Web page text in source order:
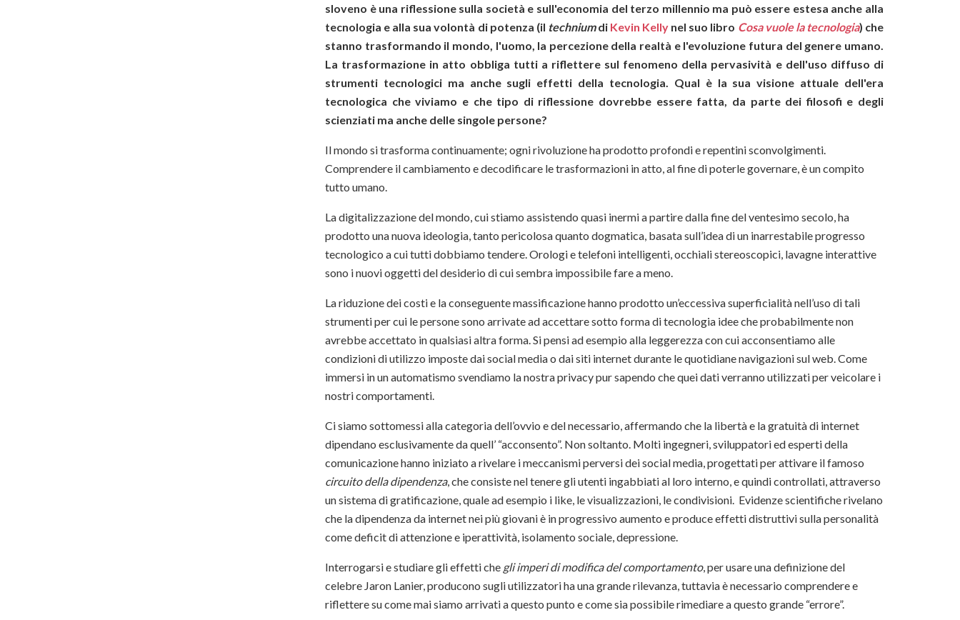
sloveno è una riflessione sulla società e sull'economia del terzo millennio ma può essere estesa anche alla
tecnologia e alla sua volontà di potenza (il techniumdi Kevin Kelly nel suo libro Cosa vuole la tecnologia) che
stanno trasformando il mondo, l'uomo, la percezione della realtà e l'evoluzione futura del genere umano.
La trasformazione in atto obbliga tutti a riflettere sul fenomeno della pervasività e dell'uso diffuso di
strumenti tecnologici ma anche sugli effetti della tecnologia. Qual è la sua visione attuale dell'era
tecnologica che viviamo e che tipo di riflessione dovrebbe essere fatta, da parte dei filosofi e degli
scienziati ma anche delle singole persone?
Il mondo si trasforma continuamente; ogni rivoluzione ha prodotto profondi e repentini sconvolgimenti.
Comprendere il cambiamento e decodificare le trasformazioni in atto, al fine di poterle governare, è un compito
tutto umano.
La digitalizzazione del mondo, cui stiamo assistendo quasi inermi a partire dalla fine del ventesimo secolo, ha
prodotto una nuova ideologia, tanto pericolosa quanto dogmatica, basata sull’idea di un inarrestabile progresso
tecnologico a cui tutti dobbiamo tendere. Orologi e telefoni intelligenti, occhiali stereoscopici, lavagne interattive
sono i nuovi oggetti del desiderio di cui sembra impossibile fare a meno.
La riduzione dei costi e la conseguente massificazione hanno prodotto un’eccessiva superficialità nell’uso di tali
strumenti per cui le persone sono arrivate ad accettare sotto forma di tecnologia idee che probabilmente non
avrebbe accettato in qualsiasi altra forma. Si pensi ad esempio alla leggerezza con cui acconsentiamo alle
condizioni di utilizzo imposte dai social media o dai siti internet durante le quotidiane navigazioni sul web. Come
immersi in un automatismo svendiamo la nostra privacy pur sapendo che quei dati verranno utilizzati per veicolare i
nostri comportamenti.
Ci siamo sottomessi alla categoria dell’ovvio e del necessario, affermando che la libertà e la gratuità di internet
dipendano esclusivamente da quell’ “acconsento”. Non soltanto. Molti ingegneri, sviluppatori ed esperti della
comunicazione hanno iniziato a rivelare i meccanismi perversi dei social media, progettati per attivare il famoso
circuito della dipendenza, che consiste nel tenere gli utenti ingabbiati al loro interno, e quindi controllati, attraverso
un sistema di gratificazione, quale ad esempio i like, le visualizzazioni, le condivisioni. Evidenze scientifiche rivelano
che la dipendenza da internet nei più giovani è in progressivo aumento e produce effetti distruttivi sulla personalità
come deficit di attenzione e iperattività, isolamento sociale, depressione.
Interrogarsi e studiare gli effetti che gli imperi di modifica del comportamento, per usare una definizione del
celebre Jaron Lanier, producono sugli utilizzatori ha una grande rilevanza, tuttavia è necessario comprendere e
riflettere su come mai siamo arrivati a questo punto e come sia possibile rimediare a questo grande “errore”.